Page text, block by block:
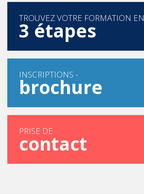
TROUVEZ VOTRE FORMATION EN
3 étapes
INSCRIPTIONS -
brochure
PRISE DE
contact